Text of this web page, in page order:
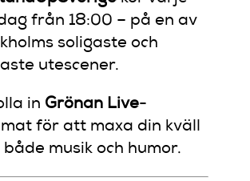
från 18:00 – på en av
soligaste och
utescener.
in Grönan Live-
för att maxa din kväll
både musik och humor.